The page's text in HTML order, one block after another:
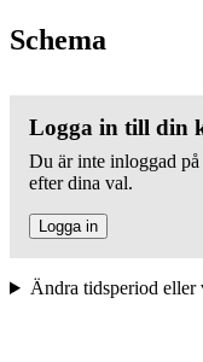
Schema
Logga in till din
Du är inte inloggad
efter dina val.
Logga in
Ändra tidsperiod eller